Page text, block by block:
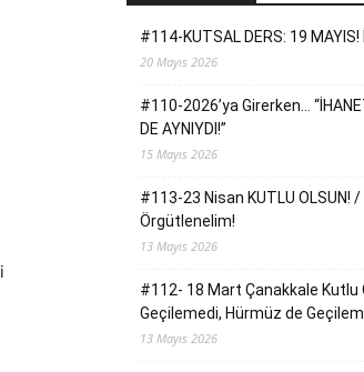
#114-KUTSAL DERS: 19 MAYIS!
20 Mayıs 2026
#110-2026’ya Girerken…
DE AYNIYDI!”
15 Mayıs 2026
#113-23 Nisan KUTLU OLSUN!
Örgütlenelim!
13 Mayıs 2026
#112- 18 Mart Çanakkale Kutlu
Geçilemedi, Hürmüz de
13 Mayıs 2026